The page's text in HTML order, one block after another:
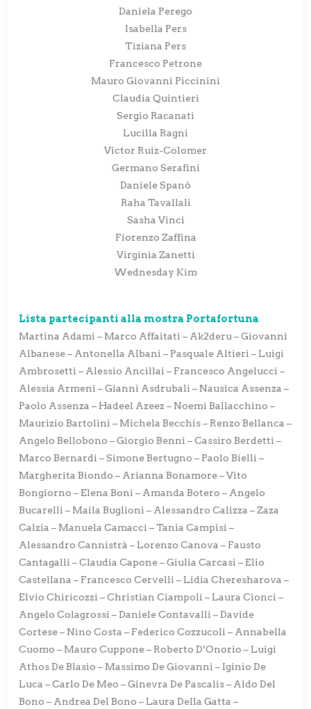
Daniela Perego
Isabella Pers
Tiziana Pers
Francesco Petrone
Mauro Giovanni Piccinini
Claudia Quintieri
Sergio Racanati
Lucilla Ragni
Victor Ruiz-Colomer
Germano Serafini
Daniele Spanò
Raha Tavallali
Sasha Vinci
Fiorenzo Zaffina
Virginia Zanetti
Wednesday Kim
Lista partecipanti alla mostra Portafortuna
Martina Adami – Marco Affaitati – Ak2deru – Giovanni
Albanese – Antonella Albani – Pasquale Altieri – Luigi
Ambrosetti – Alessio Ancillai – Francesco Angelucci –
Alessia Armeni – Gianni Asdrubali – Nausica Assenza –
Paolo Assenza – Hadeel Azeez – Noemi Ballacchino –
Maurizio Bartolini – Michela Becchis – Renzo Bellanca –
Angelo Bellobono – Giorgio Benni – Cassiro Berdetti –
Marco Bernardi – Simone Bertugno – Paolo Bielli –
Margherita Biondo – Arianna Bonamore – Vito
Bongiorno – Elena Boni – Amanda Botero – Angelo
Bucarelli – Maila Buglioni – Alessandro Calizza – Zaza
Calzia – Manuela Camacci – Tania Campisi –
Alessandro Cannistrà – Lorenzo Canova – Fausto
Cantagalli – Claudia Capone – Giulia Carcasi – Elio
Castellana – Francesco Cervelli – Lidia Cheresharova –
Elvio Chiricozzi – Christian Ciampoli – Laura Cionci –
Angelo Colagrossi – Daniele Contavalli – Davide
Cortese – Nino Costa – Federico Cozzucoli – Annabella
Cuomo – Mauro Cuppone – Roberto D’Onorio – Luigi
Athos De Blasio – Massimo De Giovanni – Iginio De
Luca – Carlo De Meo – Ginevra De Pascalis – Aldo Del
Bono – Andrea Del Bono – Laura Della Gatta –